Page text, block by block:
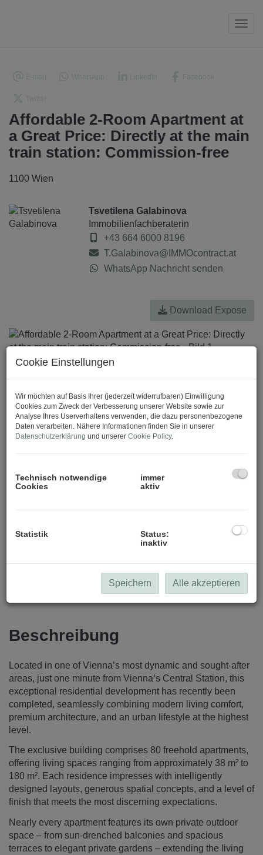
Affordable 2-Room Apartment at
a Great Price: Directly at the main
train station: Commission-free
1100 Wien
Tsvetilena Galabinova
Immobilienfachberaterin
+43 664 6000 8196
T.Galabinova@IMMOcontract.at
WhatsApp Nachricht senden
Download Expose
Beschreibung
Located in one of Vienna’s most dynamic and sought-after
areas, just one minute from Vienna’s Central Station, this
exceptional residential development has recently been
completed, seamlessly combining modern living comfort,
premium architecture, and an urban lifestyle at the highest
level.
The exclusive building comprises 80 freehold apartments,
offering living spaces ranging from approximately 38 m² to
180 m². Each residence impresses with intelligently
designed layouts, generous spatial concepts, and a level of
finish that meets the most discerning expectations.
Nearly every apartment features its own private outdoor
space – from sun-drenched balconies and spacious
terraces to elegant private gardens – extending the living
Cookie Einstellungen
Wir möchten auf Basis Ihrer (jederzeit widerrufbaren) Einwilligung
Cookies zum Zweck der Verbesserung unserer Website sowie zur
Analyse Ihres Userverhaltens verwenden, die dazu personenbezogene
Daten verarbeiten. Nähere Informationen finden Sie in unserer
Datenschutzerklärung und unserer Cookie Policy.
Technisch notwendige
Cookies
immer
aktiv
Statistik
Status:
inaktiv
Speichern Alle akzeptieren